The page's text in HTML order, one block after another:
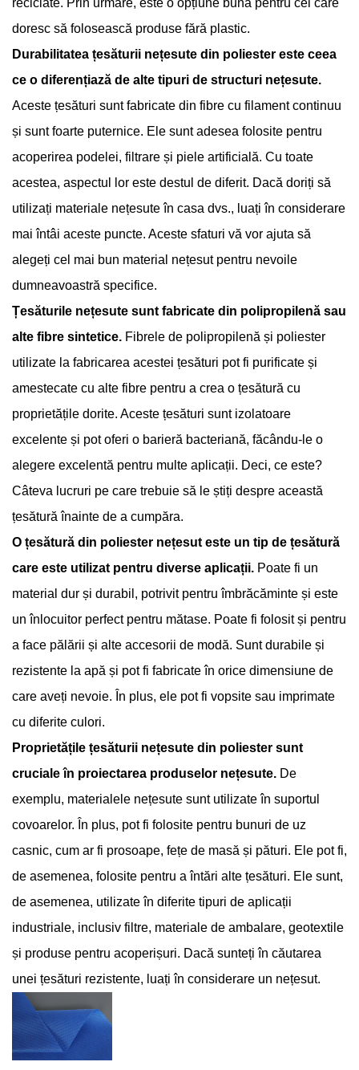
doresc să folosească produse fără plastic.
Durabilitatea țesăturii nețesute din poliester este ceea
ce o diferențiază de alte tipuri de structuri nețesute.
Aceste țesături sunt fabricate din fibre cu filament continuu
și sunt foarte puternice. Ele sunt adesea folosite pentru
acoperirea podelei, filtrare și piele artificială. Cu toate
acestea, aspectul lor este destul de diferit. Dacă doriți să
utilizați materiale nețesute în casa dvs., luați în considerare
mai întâi aceste puncte. Aceste sfaturi vă vor ajuta să
alegeți cel mai bun material nețesut pentru nevoile
dumneavoastră specifice.
Țesăturile nețesute sunt fabricate din polipropilenă sau
alte fibre sintetice. Fibrele de polipropilenă și poliester
utilizate la fabricarea acestei țesături pot fi purificate și
amestecate cu alte fibre pentru a crea o țesătură cu
proprietățile dorite. Aceste țesături sunt izolatoare
excelente și pot oferi o barieră bacteriană, făcându-le o
alegere excelentă pentru multe aplicații. Deci, ce este?
Câteva lucruri pe care trebuie să le știți despre această
țesătură înainte de a cumpăra.
O țesătură din poliester nețesut este un tip de țesătură
care este utilizat pentru diverse aplicații. Poate fi un
material dur și durabil, potrivit pentru îmbrăcăminte și este
un înlocuitor perfect pentru mătase. Poate fi folosit și pentru
a face pălării și alte accesorii de modă. Sunt durabile și
rezistente la apă și pot fi fabricate în orice dimensiune de
care aveți nevoie. În plus, ele pot fi vopsite sau imprimate
cu diferite culori.
Proprietățile țesăturii nețesute din poliester sunt
cruciale în proiectarea produselor nețesute. De
exemplu, materialele nețesute sunt utilizate în suportul
covoarelor. În plus, pot fi folosite pentru bunuri de uz
casnic, cum ar fi prosoape, fețe de masă și pături. Ele pot fi,
de asemenea, folosite pentru a întări alte țesături. Ele sunt,
de asemenea, utilizate în diferite tipuri de aplicații
industriale, inclusiv filtre, materiale de ambalare, geotextile
și produse pentru acoperișuri. Dacă sunteți în căutarea
unei țesături rezistente, luați în considerare un nețesut.